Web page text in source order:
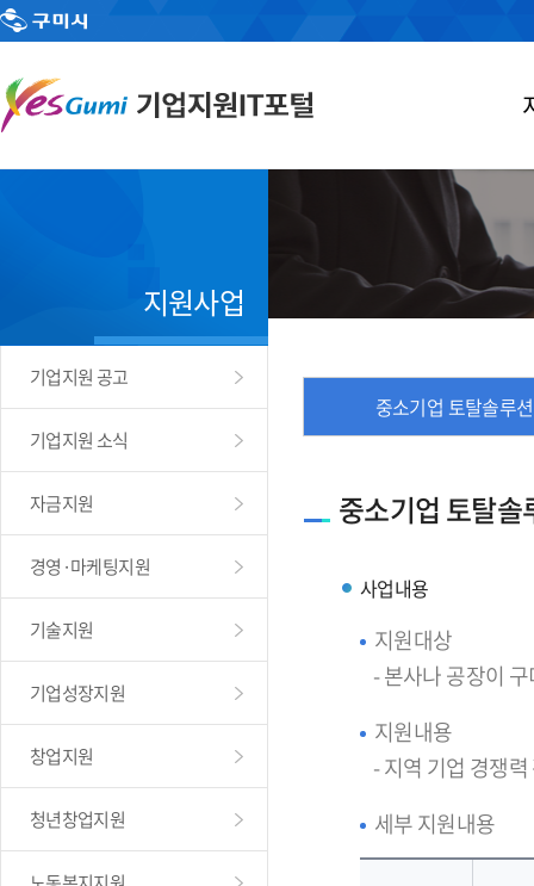
지원사업
기업지원 공고
기업지원 소식
자금지원
경영·마케팅지원
기술지원
기업성장지원
창업지원
청년창업지원
중소기업 토탈솔루
중소기업 토탈솔
사업내용
지원대상
- 본사나 공장이
지원내용
- 지역 기업 경쟁
세부 지원내용